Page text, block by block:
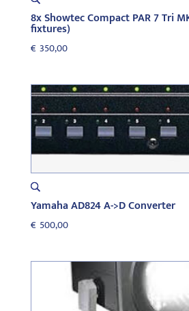
8x Showtec Compact PAR 7 Tri
fixtures)
€ 350,00
Yamaha AD824 A->D Converter
€ 500,00